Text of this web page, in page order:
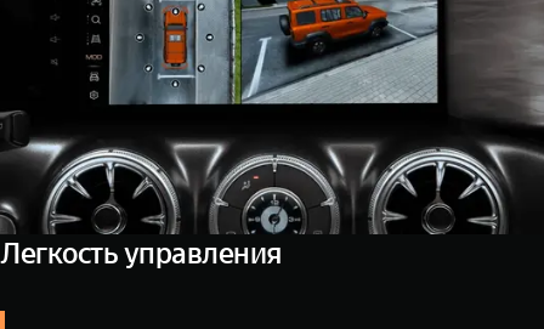
Легкость управления